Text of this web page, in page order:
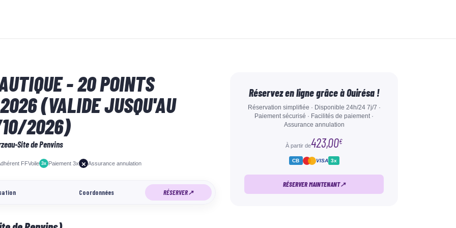
- 20 POINTS
(VALIDE JUSQU'AU
2026)
Site de Penvins
FFVoile 3x Paiement 3x × Assurance annulation
Coordonnées RÉSERVER↗
Réservez en ligne grâce à Ouirésa !
Réservation simplifiée · Disponible 24h/24 7j/7 ·
Paiement sécurisé · Facilités de paiement ·
Assurance annulation
À partir de423,00€
CB VISA 3x
RÉSERVER MAINTENANT↗